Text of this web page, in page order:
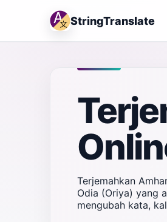
StringTranslate
Terjemahkan
Odia (Oriya) yang
mengubah kata,